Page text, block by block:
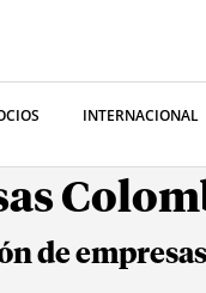
INTERNACIONAL
de empresas